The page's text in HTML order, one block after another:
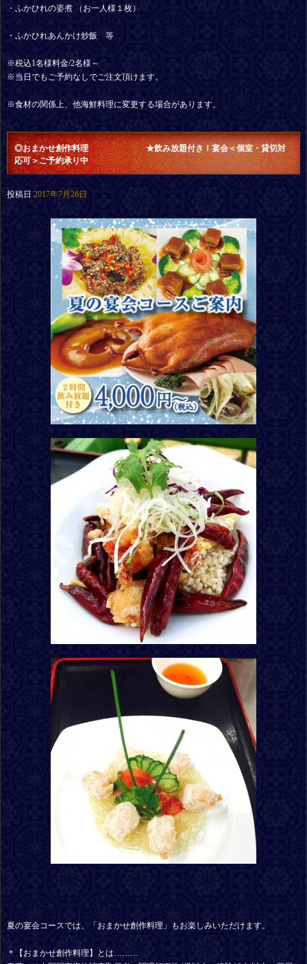
・ふかひれの姿煮 （お一人様１枚）
・ふかひれあんかけ炒飯 等
※税込1名様料金/2名様～
※当日でもご予約なしでご注文頂けます。
※食材の関係上、他海鮮料理に変更する場合があります。
◎おまかせ創作料理 ★飲み放題付き！宴会＜個室・貸切対
応可＞ご予約承り中
投稿日 2017年7月26日
夏の宴会コースでは、「おまかせ創作料理」もお楽しみいただけます。
＊【おまかせ創作料理】とは………